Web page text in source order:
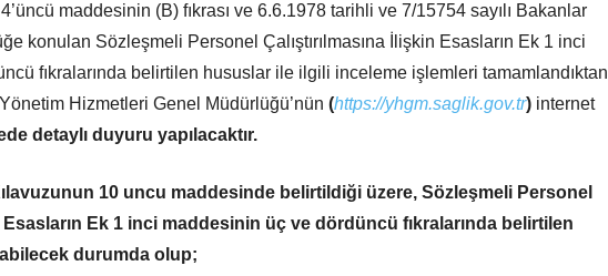
maddesinin (B) fıkrası ve 6.6.1978 tarihli ve 7/15754 sayılı Bakanlar
konulan Sözleşmeli Personel Çalıştırılmasına İlişkin Esasların Ek 1 inci
fıkralarında belirtilen hususlar ile ilgili inceleme işlemleri tamamlandıktan
Hizmetleri Genel Müdürlüğü’nün (https://yhgm.saglik.gov.tr) internet
detaylı duyuru yapılacaktır.
10 uncu maddesinde belirtildiği üzere, Sözleşmeli Personel
Esasların Ek 1 inci maddesinin üç ve dördüncü fıkralarında belirtilen
durumda olup;